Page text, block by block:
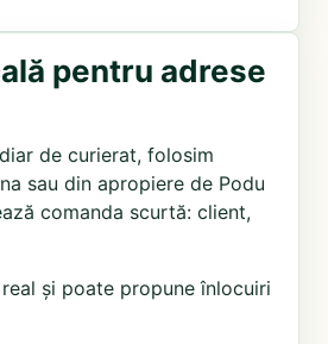
pentru adrese
de curierat, folosim
sau din apropiere de Podu
comanda scurtă: client,
și poate propune înlocuiri